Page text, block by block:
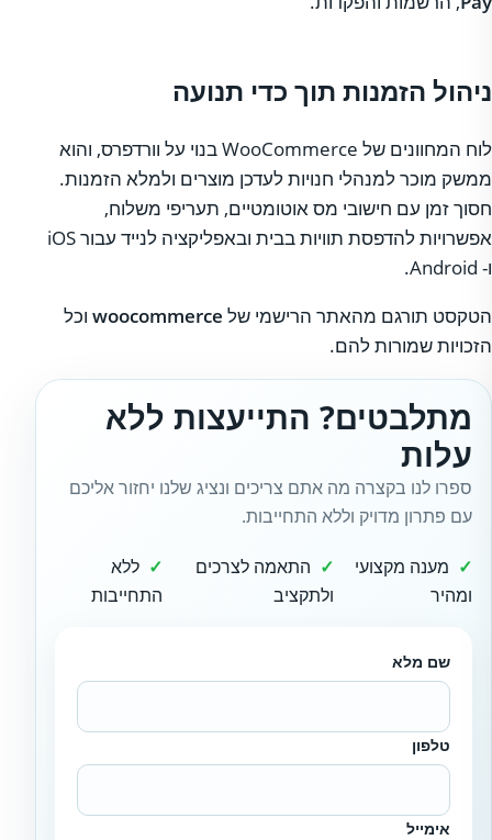
ניהול הזמנות תוך כדי תנועה
לוח המחוונים של WooCommerce בנוי על וורדפרס, והוא
ממשק מוכר למנהלי חנויות לעדכן מוצרים ולמלא הזמנות.
חסוך זמן עם חישובי מס אוטומטיים, תעריפי משלוח,
אפשרויות להדפסת תוויות בבית ובאפליקציה לנייד עבור iOS
ו- Android.
הטקסט תורגם מהאתר הרישמי של woocommerce וכל
הזכויות שמורות להם.
מתלבטים? התייעצות ללא
עלות
ספרו לנו בקצרה מה אתם צריכים ונציג שלנו יחזור אליכם
עם פתרון מדויק וללא התחייבות.
מענה מקצועי
ומהיר
התאמה לצרכים
ולתקציב
ללא
התחייבות
שם מלא
טלפון
אימייל